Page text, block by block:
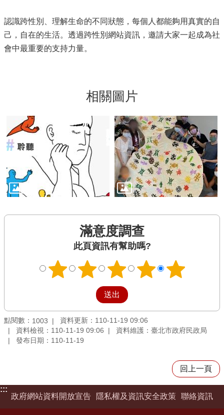
認識跨性別、理解生命的不同狀態，每個人都能夠用真實的自
己，自在的生活。透過跨性別網站資訊，邀請大家一起成為社
會中最重要的支持力量。
相關圖片
滿意度調查
此頁資訊有幫助嗎?
點閱數： 1003
資料更新：110-11-19 09:06
資料檢視：110-11-19 09:06
資料維護：臺北市政府民政局
發布日期：110-11-19
回上一頁
:::
政府網站資料開放宣告
隱私權及資訊安全政策 聯絡資訊